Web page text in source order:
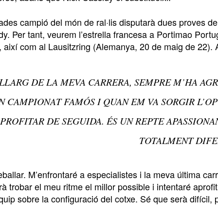
campió del món de ral·lis disputarà dues proves
Per tant, veurem l’estrella francesa a Portimao
així com al Lausitzring (Alemanya, 20 de maig de
DE LA MEVA CARRERA, SEMPRE M’HA
CAMPIONAT FAMÓS I QUAN EM VA SORGIR
DE SEGUIDA. ÉS UN REPTE
TOTALMENT
M’enfrontaré a especialistes i la meva última
trobar el meu ritme el millor possible i intentaré
sobre la configuració del cotxe. Sé que serà